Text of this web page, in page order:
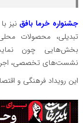
جشنواره خرما بافق نیز
تبدیلی، محصولات
بخش‌هایی چون
نشست‌های تخصصی،
این رویداد فرهنگی و اقتصادی تا ۲۱ شهریورماه